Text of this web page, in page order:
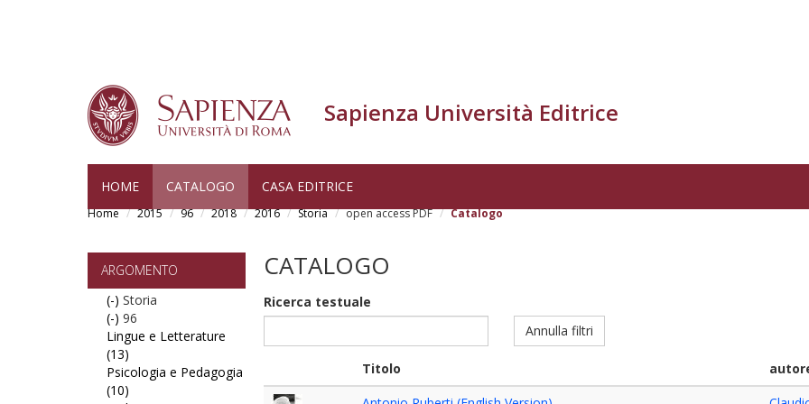
Sapienza Università Editrice
HOME CATALOGO CASA EDITRICE
Home 2015 96 2018 2016 Storia open access PDF Catalogo
ARGOMENTO
(-) Remove
Storia
filter
Storia
(-) Remove
96
filter
96
Lingue e Letterature
(13)
Lingue
Psicologia e Pedagogia
(10)
CATALOGO
Ricerca testuale
Annulla filtri
Titolo